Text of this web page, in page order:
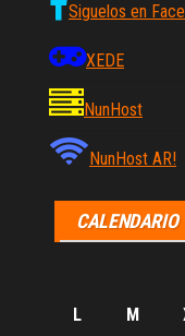
Siguelos en
XEDE
NunHost
NunHost AR!
CALENDARIO
L
M